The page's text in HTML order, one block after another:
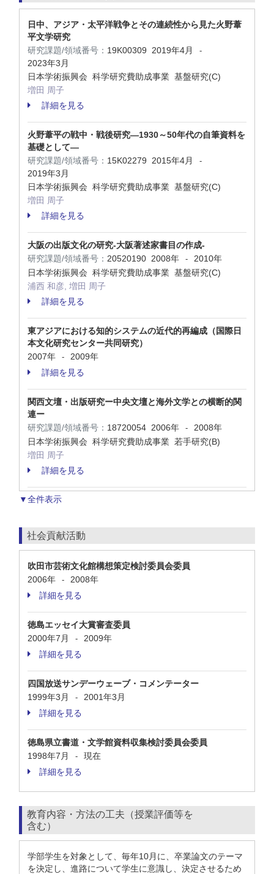
日中、アジア・太平洋戦争とその連続性から見た火野葦
平文学研究
研究課題/領域番号： 19K00309 2019年4月 -
2023年3月
日本学術振興会 科学研究費助成事業 基盤研究(C)
増田 周子
詳細を見る
火野葦平の戦中・戦後研究―1930～50年代の自筆資料を
基礎として―
研究課題/領域番号： 15K02279 2015年4月 -
2019年3月
日本学術振興会 科学研究費助成事業 基盤研究(C)
増田 周子
詳細を見る
大阪の出版文化の研究-大阪著述家書目の作成-
研究課題/領域番号： 20520190 2008年 -
2010年
日本学術振興会 科学研究費助成事業 基盤研究(C)
浦西 和彦, 増田 周子
詳細を見る
東アジアにおける知的システムの近代的再編成（国際日
本文化研究センター共同研究）
2007年
-
2009年
詳細を見る
関西文壇・出版研究ー中央文壇と海外文学との横断的関
連ー
研究課題/領域番号： 18720054 2006年 -
2008年
日本学術振興会 科学研究費助成事業 若手研究(B)
増田 周子
詳細を見る
▼全件表示
社会貢献活動
吹田市芸術文化館構想策定検討委員会委員
2006年
-
2008年
詳細を見る
徳島エッセイ大賞審査委員
2000年7月
-
2009年
詳細を見る
四国放送サンデーウェーブ・コメンテーター
1999年3月
-
2001年3月
詳細を見る
徳島県立書道・文学館資料収集検討委員会委員
1998年7月
-
現在
詳細を見る
教育内容・方法の工夫（授業評価等を
含む）
学部学生を対象として、毎年10月に、卒業論文のテーマ
を決定し、進路について学生に意識し、決定させるため